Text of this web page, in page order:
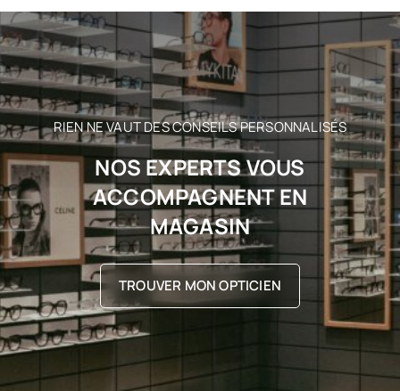
RIEN NE VAUT DES CONSEILS PERSONNALISÉS
NOS EXPERTS VOUS
ACCOMPAGNENT EN
MAGASIN
TROUVER MON OPTICIEN